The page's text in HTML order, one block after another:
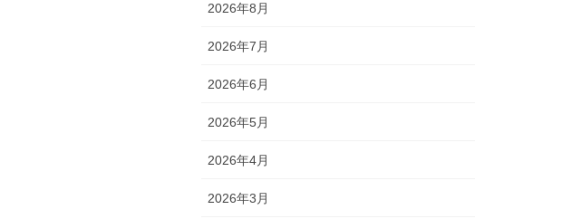
2026年8月
2026年7月
2026年6月
2026年5月
2026年4月
2026年3月